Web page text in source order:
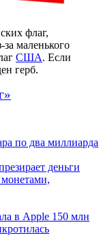
флаг,
за маленького
США. Если
герб.
по два миллиарда
деньги
в Apple 150 млн